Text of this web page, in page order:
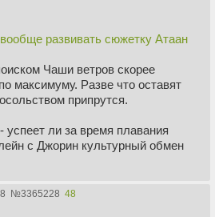
развивать сюжетку Атаан
Чаши ветров скорее
максимуму. Разве что оставят
припрутся.
успеет ли за время плавания
с Джорин культурный обмен
№3365228 48